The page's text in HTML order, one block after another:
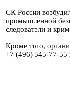
СК России
промышленной
следователи и
Кроме того,
+7 (496)